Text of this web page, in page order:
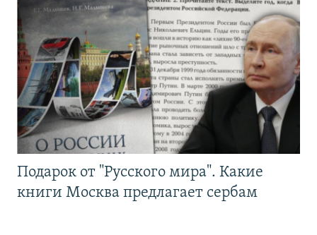
Подарок от "Русского мира". Какие
книги Москва предлагает сербам